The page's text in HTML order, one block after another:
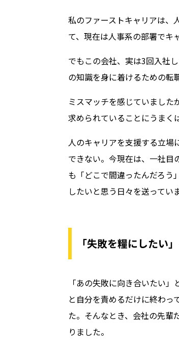
私のファーストキャリアは、
て、現在は人事系の部署でキ
でもこの会社、実は3回入社
の知識を身に着けるための
ミスマッチを感じていました
求められていることにうまく
人のキャリアを支援する立場
できない。今現在は、一社目
も「どこで間違ったんだろう
したいと思う日々を送ってい
「失敗を糧にしたい
「あの失敗に向き合いたい
と自分を責めるだけに終わっ
た。そんなとき、会社の先輩
りました。